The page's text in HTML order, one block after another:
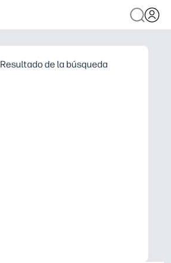
Resultado de la búsqueda